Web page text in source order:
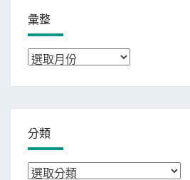
彙整
彙
分類
分